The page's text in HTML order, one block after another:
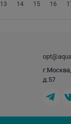
13 14 15 16
д.57